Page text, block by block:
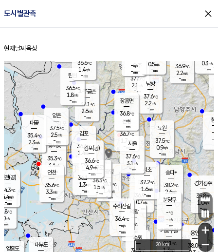
도시별관측 close
홈
현재날씨 육상
의도
℃
m/s
mm
영흥도
양주
37.6℃
2.1
-mm
과천
36.9℃
0.7m/s
- mm
용인
38.0℃
경기광주
35.8℃
1.0m/s
-mm
대부도
경서동
35.3℃
3.4 m/s
-mm
파주금촌
37.1℃
2.6m/s
-mm
36.9℃
2.2m/s
-mm
대곶
35.4℃
2.3m/s
-mm
창
-
-m/
-
탄현
36.5℃
1.8m/s
-mm
0.3m/s
-mm
의왕
- ℃
m/s
mm
김포
36.6℃
1.4 m/s
mm
광명
38.1
℃
1.4 m/s
-mm
부천
36.1℃
1.3m/s
-mm
양촌
37.5℃
2.5m/s
-mm
구로
38.3℃
1.5m/s
-mm
은평
36.7℃
1.7 m/s
- mm
노원
37.5℃
0.9m/s
-mm
송파*
38.2℃
2.6m/s
-mm
서초
37.2℃
1.6m/s
-mm
남방
37.6℃
2.2m/s
-mm
기흥구갈
39.1℃
1.3m/s
수리산길
36.4℃
-m/s
-mm
분당구
-℃
-m/s
-mm
장흥면
36.8℃
-m/s
-mm
-m/s
-mm
인천(공)
34.3℃
4.4m/s
-mm
김포(공)
36.6℃
4.9m/s
-mm
수원
36.4℃
인천
35.6℃
3.3m/s
-mm
서울
37.6℃
3.1 m/s
-mm
36.6℃
1.4m/s
-mm
0.5m/s
-mm
+
−
20 km